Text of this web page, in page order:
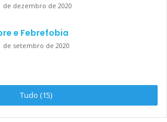
de dezembro de 2020
e Febrefobia
de setembro de 2020
Tudo (15)